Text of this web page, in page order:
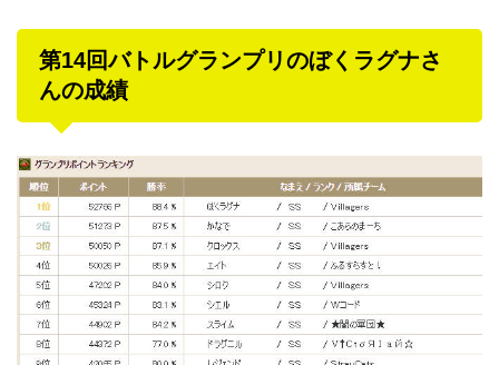
第14回バトルグランプリのぼくラグナさ
んの成績